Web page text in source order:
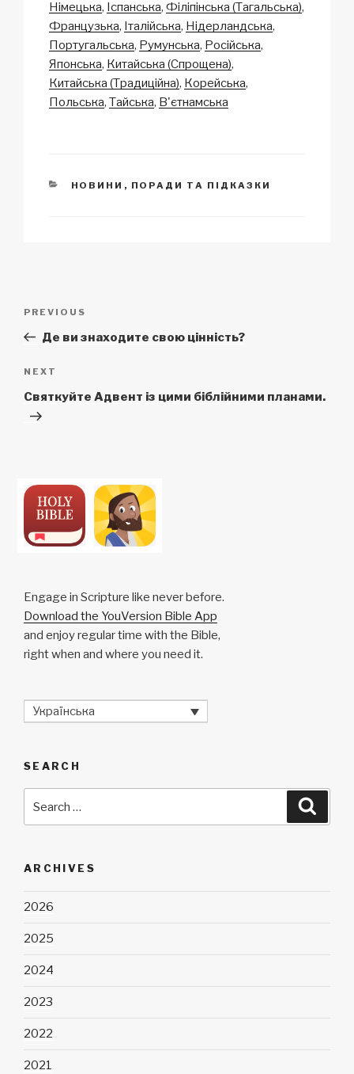
Li
n
k
b
o
o
k
A
p
p
c
h
at
Німецька Іспанська Філіпінська (Тагальська)
Французька Італійська Нідерландська
Португальська Румунська Російська
Японська Китайська (Спрощена)
Китайська (Традиційна) Корейська
Польська Тайська В'єтнамська
CATEGORIES
НОВИНИ , ПОРАДИ ТА ПІДКАЗКИ
Previous
Post
PREVIOUS
Де ви знаходите свою цінність?
Next
Post
NEXT
Святкуйте Адвент із цими біблійними планами.
Engage in Scripture like never before.
Download the YouVersion Bible App
and enjoy regular time with the Bible,
right when and where you need it.
Українська
SEARCH
for:
ARCHIVES
2026
2025
2024
2023
2022
2021